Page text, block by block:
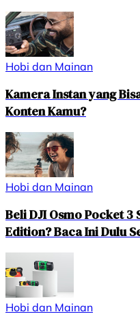
Hobi dan Mainan
Kamera Instan yang
Konten Kamu?
Hobi dan Mainan
Beli DJI Osmo Pocket
Edition? Baca Ini Dulu
Hobi dan Mainan